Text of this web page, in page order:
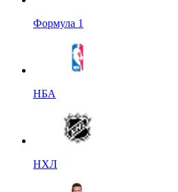
Формула 1
НБА
НХЛ